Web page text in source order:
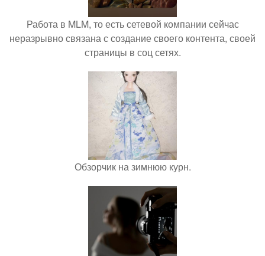
Работа в MLM, то есть сетевой компании сейчас
неразрывно связана с создание своего контента, своей
страницы в соц сетях.
Обзорчик на зимнюю курн.